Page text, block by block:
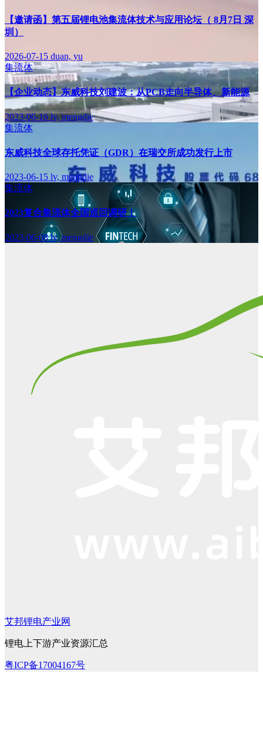
【邀请函】第五届锂电池集流体技术与应用论坛（ 8月7日 深
圳）
2026-07-15 duan, yu
集流体
【企业动态】东威科技刘建波：从PCB走向半导体、新能源
2023-06-16lv, mengdie
集流体
东威科技全球存托凭证（GDR）在瑞交所成功发行上市
2023-06-15 lv, mengdie
集流体
2023复合集流体全国巡回调研！
2023-06-08lv, mengdie
艾邦锂电产业网
锂电上下游产业资源汇总
粤ICP备17004167号